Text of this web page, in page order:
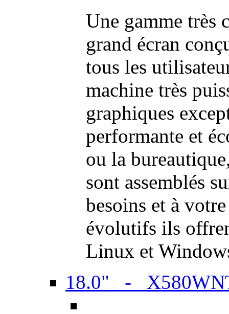
Une gamme très
grand écran
tous les
machine très
graphiques
performante et
ou la
sont assemblés
besoins et à
évolutifs ils
Linux et
18.0" -